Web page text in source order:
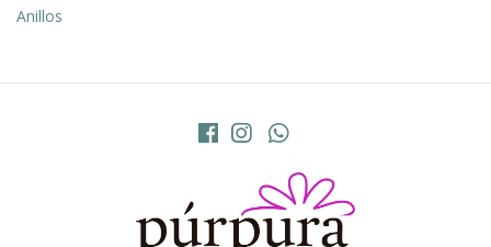
Anillos